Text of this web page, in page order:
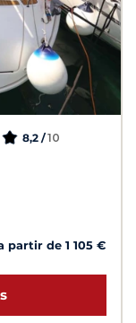
8,2 /10
partir de 1 105 €